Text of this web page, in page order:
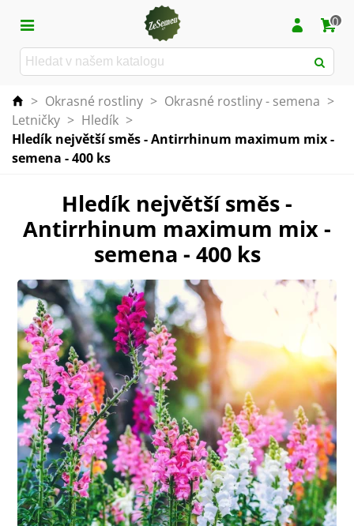
0
> Okrasné rostliny > Okrasné rostliny - semena >
Letničky > Hledík >
Hledík největší směs - Antirrhinum maximum mix -
semena - 400 ks
Hledík největší směs -
Antirrhinum maximum mix -
semena - 400 ks